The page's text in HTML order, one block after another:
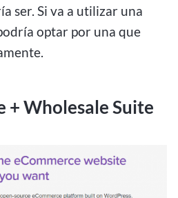
ser. Si va a utilizar una
optar por una que
+ Wholesale Suite